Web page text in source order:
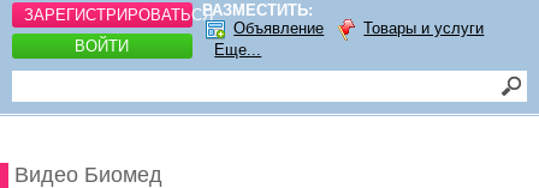
ЗАРЕГИСТРИРОВАТЬСЯ
ВОЙТИ
РАЗМЕСТИТЬ:
Объявление
Товары и услуги
Еще...
Видео Биомед